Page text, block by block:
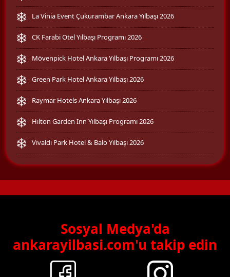
La Vinia Event Çukurambar Ankara Yılbaşı 2026
CK Farabi Otel Yılbaşı Programı 2026
Mövenpick Hotel Ankara Yılbaşı Programı 2026
Green Park Hotel Ankara Yılbaşı 2026
Raymar Hotels Ankara Yılbaşı 2026
Hilton Garden Inn Yılbaşı Programı 2026
Vivaldi Park Hotel & Balo Yılbaşı 2026
Sosyal Medya'da
ankarayilbasi.com'u takip edin